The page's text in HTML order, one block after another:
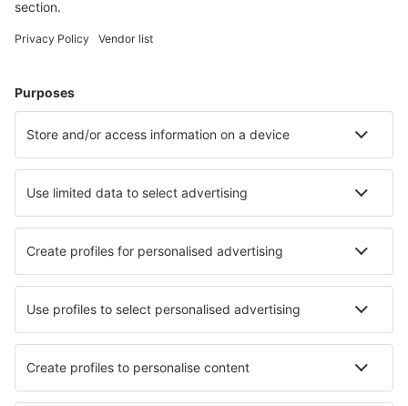
amenintarilor actuale din mediul online, in ciuda eforturilor
noastre considerabile de a asigura un nivel cat mai inalt de
securitate implementate. Din acest considerent este
Persoana vizata, sa cunoasteti riscurile si sa adoptati
masuri minime de protectie a Datelor dumneavoastra
personale, prin verificarea temeinica a surselor
necunoscute, schimbarea periodica a parolelor si folosirea
de solutii anti-virus si anti-malware adecvate.
eSky este certificat PCI DSS, acronimul pentru Payment
securitate a informatiilor conceput pentru a reduce frauda
cu cardurile de plata prin cresterea controalelor de
securitate privind datele detinatorilor de card.
PARTENERI